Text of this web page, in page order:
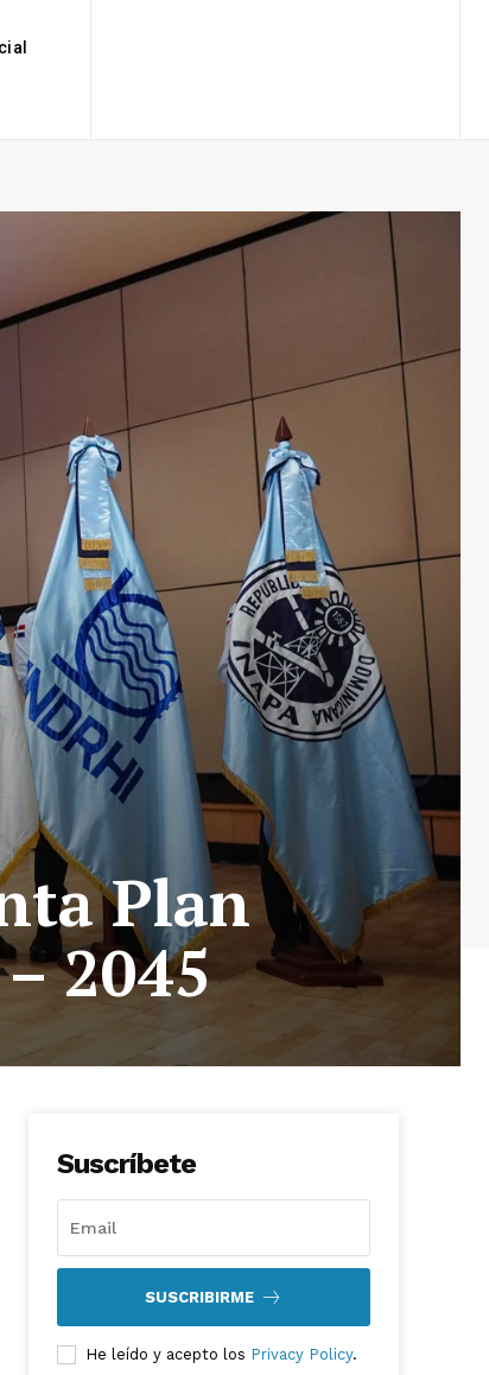
Plan
2045
Suscríbete
SUSCRIBIRME
He leído y acepto los Privacy Policy.